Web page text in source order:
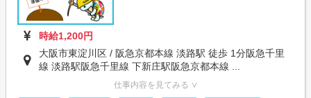
時給1,200円
大阪市東淀川区 / 阪急京都本線 淡路駅 徒歩 1分阪急千里
線 淡路駅阪急千里線 下新庄駅阪急京都本線 ...
仕事内容を見てみる ∨